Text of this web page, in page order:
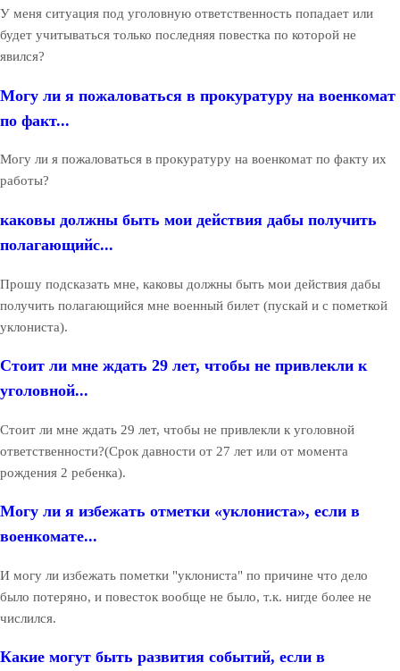
У меня ситуация под уголовную ответственность попадает или
будет учитываться только последняя повестка по которой не
явился?
Могу ли я пожаловаться в прокуратуру на военкомат
по факт...
Могу ли я пожаловаться в прокуратуру на военкомат по факту их
работы?
каковы должны быть мои действия дабы получить
полагающийс...
Прошу подсказать мне, каковы должны быть мои действия дабы
получить полагающийся мне военный билет (пускай и с пометкой
уклониста).
Стоит ли мне ждать 29 лет, чтобы не привлекли к
уголовной...
Стоит ли мне ждать 29 лет, чтобы не привлекли к уголовной
ответственности?(Срок давности от 27 лет или от момента
рождения 2 ребенка).
Могу ли я избежать отметки «уклониста», если в
военкомате...
И могу ли избежать пометки "уклониста" по причине что дело
было потеряно, и повесток вообще не было, т.к. нигде более не
числился.
Какие могут быть развития событий, если в